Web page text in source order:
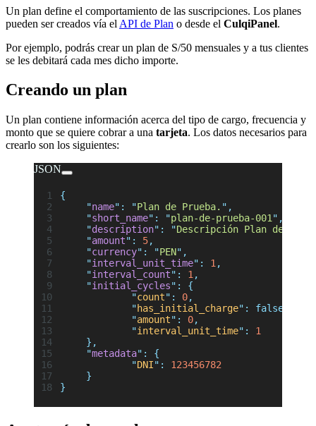
Un plan define el comportamiento de las suscripciones. Los planes
pueden ser creados vía el API de Plan o desde el CulqiPanel.
Por ejemplo, podrás crear un plan de S/50 mensuales y a tus clientes
se les debitará cada mes dicho importe.
Creando un plan
Un plan contiene información acerca del tipo de cargo, frecuencia y
monto que se quiere cobrar a una tarjeta. Los datos necesarios para
crearlo son los siguientes:
JSON
{
	"
name" : "Plan de Prueba. " ,
	"
short_name" : "plan-de-prueba-001" ,
	"
description" : "Descripción Plan de
	"
amount" : 5,
	"
currency" : "PEN" ,
	"
interval_unit_time" : 1,
	"
interval_count" : 1,
	"
initial_cycles" :
{
		"
count" : 0,
		"
has_initial_charge" :
false,
		"
amount" : 0,
		"
interval_unit_time" :
1
	},
	"
metadata" :
{
		"
DNI" :
123456782
	}
}